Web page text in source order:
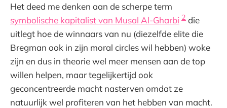
Het deed me denken aan de scherpe term
symbolische kapitalist van Musal Al-Gharbi 2 die
uitlegt hoe de winnaars van nu (diezelfde elite die
Bregman ook in zijn moral circles wil hebben) woke
zijn en dus in theorie wel meer mensen aan de top
willen helpen, maar tegelijkertijd ook
geconcentreerde macht nasterven omdat ze
natuurlijk wel profiteren van het hebben van macht.